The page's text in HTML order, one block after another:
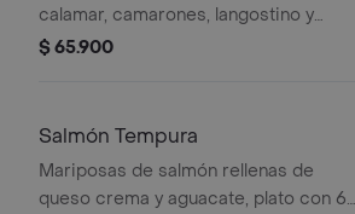
calamar, camarones, langostino y
coca-cola sabor original 250 ml
$ 65.900
Salmón Tempura
Mariposas de salmón rellenas de
queso crema y aguacate, plato con 6